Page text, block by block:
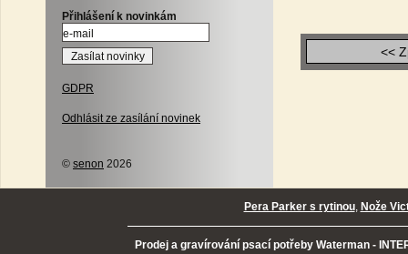
Přihlášení k novinkám
GDPR
Odhlásit ze zasílání novinek
© senon 2026
<<
Pera Parker s rytinou, Nože
Prodej a gravírování psací potřeby Waterman -